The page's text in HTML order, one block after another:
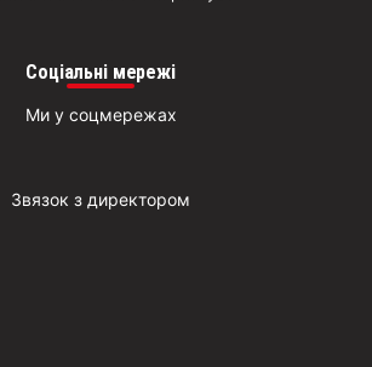
Соціальні мережі
Ми у соцмережах
Звязок з директором